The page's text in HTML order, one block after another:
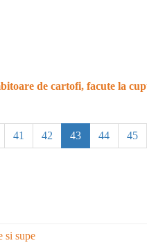
de cartofi, facute la
41 42 43 44 45
si supe